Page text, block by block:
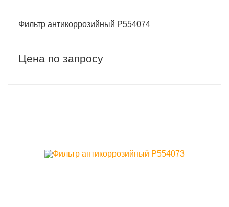
Фильтр антикоррозийный P554074
Цена по запросу